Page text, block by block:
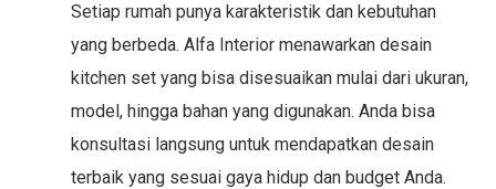
Setiap rumah punya karakteristik dan kebutuhan
yang berbeda. Alfa Interior menawarkan desain
kitchen set yang bisa disesuaikan mulai dari ukuran,
model, hingga bahan yang digunakan. Anda bisa
konsultasi langsung untuk mendapatkan desain
terbaik yang sesuai gaya hidup dan budget Anda.